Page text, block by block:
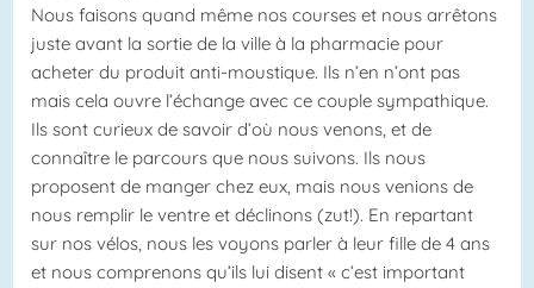
Nous faisons quand même nos courses et nous arrêtons
juste avant la sortie de la ville à la pharmacie pour
acheter du produit anti-moustique. Ils n’en n’ont pas
mais cela ouvre l’échange avec ce couple sympathique.
Ils sont curieux de savoir d’où nous venons, et de
connaître le parcours que nous suivons. Ils nous
proposent de manger chez eux, mais nous venions de
nous remplir le ventre et déclinons (zut!). En repartant
sur nos vélos, nous les voyons parler à leur fille de 4 ans
et nous comprenons qu’ils lui disent « c’est important